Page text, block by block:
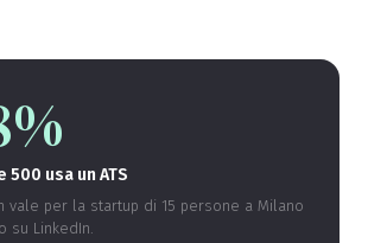
usa un ATS
vale per la startup di 15 persone a Milano
su LinkedIn.